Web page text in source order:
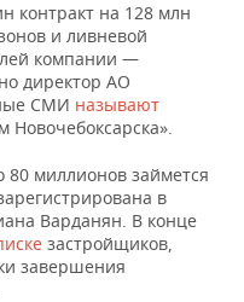
контракт на 128 млн
и ливневой
компании —
директор АО
СМИ называют
Новочебоксарска».
80 миллионов займется
в
Варданян. В конце
застройщиков,
завершения